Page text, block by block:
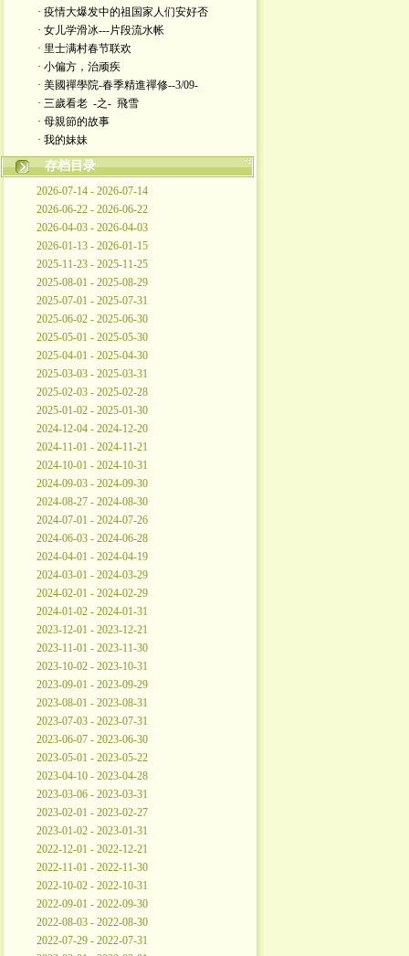
· 疫情大爆发中的祖国家人们安好否
· 女儿学滑冰---片段流水帐
· 里士满村春节联欢
· 小偏方，治顽疾
· 美國禪學院-春季精進禪修--3/09-
· 三歲看老 -之- 飛雪
· 母親節的故事
· 我的妹妹
存档目录
2026-07-14 - 2026-07-14
2026-06-22 - 2026-06-22
2026-04-03 - 2026-04-03
2026-01-13 - 2026-01-15
2025-11-23 - 2025-11-25
2025-08-01 - 2025-08-29
2025-07-01 - 2025-07-31
2025-06-02 - 2025-06-30
2025-05-01 - 2025-05-30
2025-04-01 - 2025-04-30
2025-03-03 - 2025-03-31
2025-02-03 - 2025-02-28
2025-01-02 - 2025-01-30
2024-12-04 - 2024-12-20
2024-11-01 - 2024-11-21
2024-10-01 - 2024-10-31
2024-09-03 - 2024-09-30
2024-08-27 - 2024-08-30
2024-07-01 - 2024-07-26
2024-06-03 - 2024-06-28
2024-04-01 - 2024-04-19
2024-03-01 - 2024-03-29
2024-02-01 - 2024-02-29
2024-01-02 - 2024-01-31
2023-12-01 - 2023-12-21
2023-11-01 - 2023-11-30
2023-10-02 - 2023-10-31
2023-09-01 - 2023-09-29
2023-08-01 - 2023-08-31
2023-07-03 - 2023-07-31
2023-06-07 - 2023-06-30
2023-05-01 - 2023-05-22
2023-04-10 - 2023-04-28
2023-03-06 - 2023-03-31
2023-02-01 - 2023-02-27
2023-01-02 - 2023-01-31
2022-12-01 - 2022-12-21
2022-11-01 - 2022-11-30
2022-10-02 - 2022-10-31
2022-09-01 - 2022-09-30
2022-08-03 - 2022-08-30
2022-07-29 - 2022-07-31